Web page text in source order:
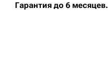
Гарантия до 6 месяцев.